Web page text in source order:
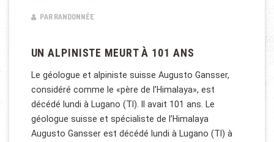
PAR RANDONNÉE
UN ALPINISTE MEURT À 101 ANS
Le géologue et alpiniste suisse Augusto Gansser,
considéré comme le «père de l’Himalaya», est
décédé lundi à Lugano (TI). Il avait 101 ans. Le
géologue suisse et spécialiste de l’Himalaya
Augusto Gansser est décédé lundi à Lugano (TI) à